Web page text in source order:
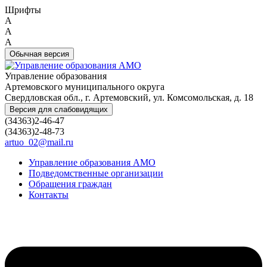
Шрифты
A
A
A
Обычная версия
Управление образования
Артемовского муниципального округа
Свердловская обл., г. Артемовский, ул. Комсомольская, д. 18
Версия для слабовидящих
(34363)2-46-47
(34363)2-48-73
artuo_02@mail.ru
Управление образования АМО
Подведомственные организации
Обращения граждан
Контакты